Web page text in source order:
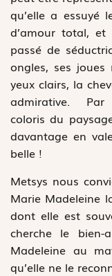
qu’elle a essuyé
d’amour total, et
passé de
ongles, ses joues
yeux clairs, la
admirative. Par
coloris du
davantage en
belle !
Metsys nous
Marie Madeleine
dont elle est
cherche le
Madeleine au
qu’elle ne le